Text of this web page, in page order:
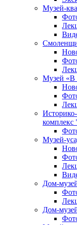
Музей-
Музей «В
комплекс
Музей-
Дом-
Дом-